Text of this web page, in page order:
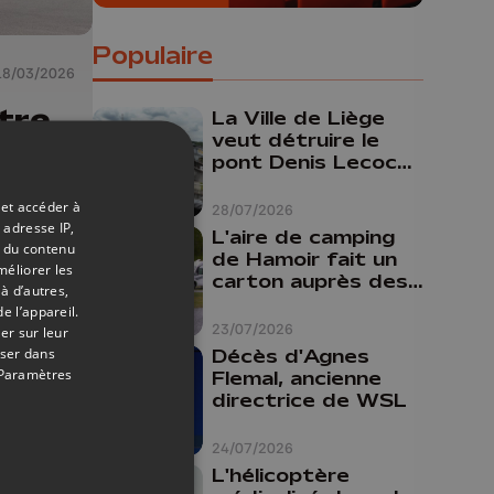
03/2026
Populaire
28/07/2026
La Ville de Liège
veut détruire le
pont Denis Lecocq
budget pour le
faire
23/07/2026
L'aire de camping
de Hamoir fait un
carton auprès des
24/07/2026
Décès d'Agnes
Flemal, ancienne
directrice de WSL
L'hélicoptère
accéder à
IP,
contenu
les
l’appareil.
sur leur
dans